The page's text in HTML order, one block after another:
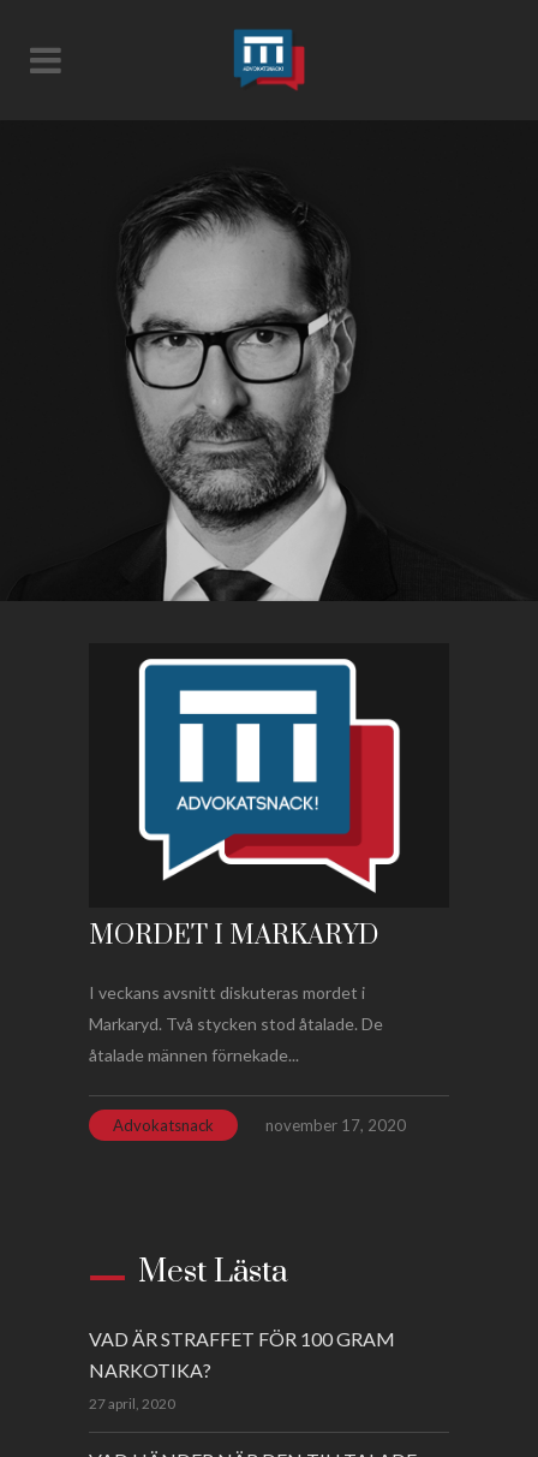
MORDET I MARKARYD
I veckans avsnitt diskuteras mordet i
Markaryd. Två stycken stod åtalade. De
åtalade männen förnekade...
Advokatsnack november 17, 2020
Mest Lästa
VAD ÄR STRAFFET FÖR 100 GRAM
NARKOTIKA?
27 april, 2020